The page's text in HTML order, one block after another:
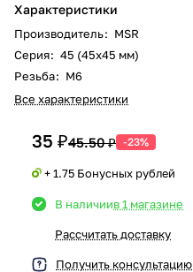
Характеристики
Производитель: MSR
Серия: 45 (45x45 мм)
Резьба: М6
Все характеристики
35 ₽45.50 ₽ -23%
+ 1.75 Бонусных рублей
В наличиив 1 магазине
Рассчитать доставку
Получить консультацию